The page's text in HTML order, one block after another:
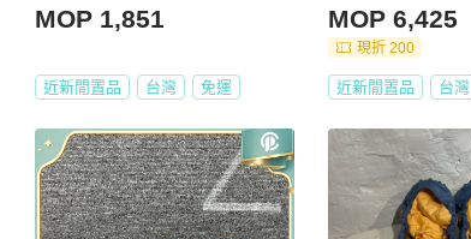
MOP 1,851
近新閒置品 台灣 免運
MOP 6,425
現折 200
近新閒置品 台灣